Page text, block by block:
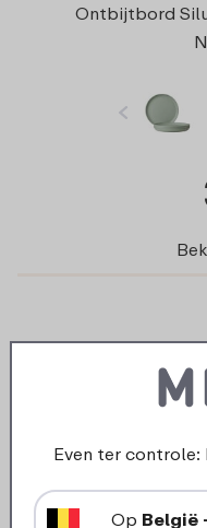
Ontbijtbord
Even ter controle:
Op België